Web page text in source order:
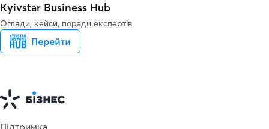
Kyivstar Business Hub
Огляди, кейси, поради експертів